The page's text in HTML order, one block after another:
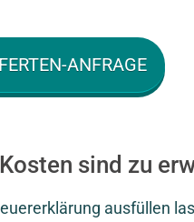
ANFRAGE
sind zu
ausfüllen